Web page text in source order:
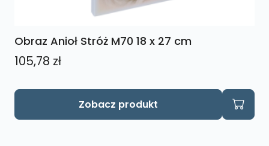
Obraz Anioł Stróż M70 18 x 27 cm
105,78 zł
Zobacz produkt